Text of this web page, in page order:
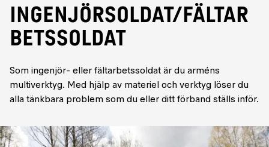
INGENJÖRSOLDAT/FÄLTAR
BETSSOLDAT
Som ingenjör- eller fältarbetssoldat är du arméns
multiverktyg. Med hjälp av materiel och verktyg löser du
alla tänkbara problem som du eller ditt förband ställs inför.